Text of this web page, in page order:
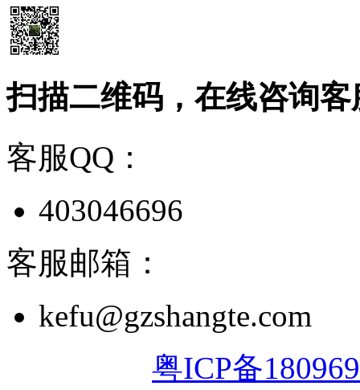
扫描二维码，在线咨询客
客服QQ：
403046696
客服邮箱：
kefu@gzshangte.com
粤ICP备